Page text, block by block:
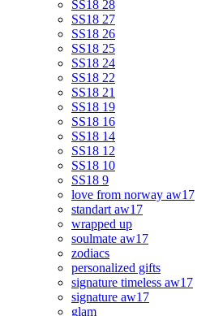
SS18 28
SS18 27
SS18 26
SS18 25
SS18 24
SS18 22
SS18 21
SS18 19
SS18 16
SS18 14
SS18 12
SS18 10
SS18 9
love from norway aw17
standart aw17
wrapped up
soulmate aw17
zodiacs
personalized gifts
signature timeless aw17
signature aw17
glam